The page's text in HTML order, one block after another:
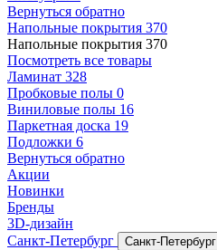
Вернуться обратно
Напольные покрытия 370
Напольные покрытия 370
Посмотреть все товары
Ламинат 328
Пробковые полы 0
Виниловые полы 16
Паркетная доска 19
Подложки 6
Вернуться обратно
Акции
Новинки
Бренды
3D-дизайн
Санкт-Петербург
Санкт-Петербург